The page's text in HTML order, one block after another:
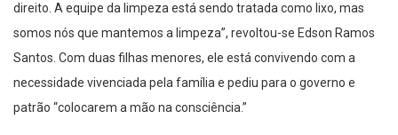
direito. A equipe da limpeza está sendo tratada como lixo, mas
somos nós que mantemos a limpeza”, revoltou-se Edson Ramos
Santos. Com duas filhas menores, ele está convivendo com a
necessidade vivenciada pela família e pediu para o governo e
patrão “colocarem a mão na consciência.”